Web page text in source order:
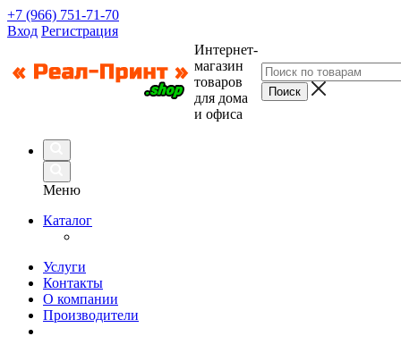
+7 (966) 751-71-70
Вход Регистрация
Интернет-
магазин
товаров
для дома
и офиса
Меню
Каталог
Услуги
Контакты
О компании
Производители